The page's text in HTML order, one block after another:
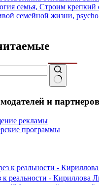
и партнеров
рекламы
программы
к реальности - Кириллова